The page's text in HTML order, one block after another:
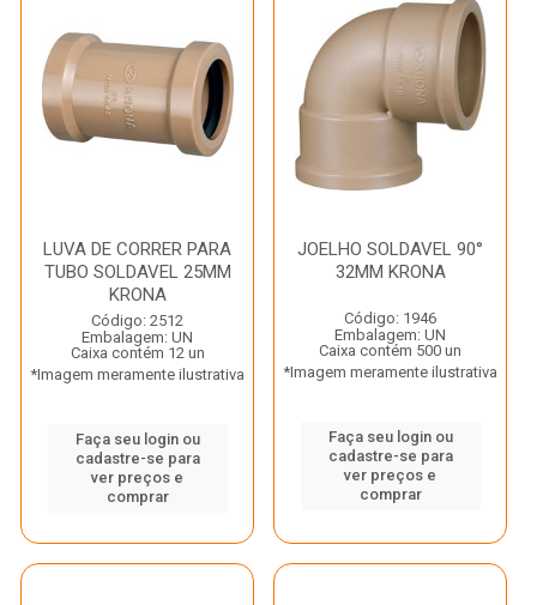
LUVA DE CORRER PARA
TUBO SOLDAVEL 25MM
KRONA
Código: 2512
Embalagem: UN
Caixa contém 12 un
*Imagem meramente ilustrativa
Faça seu login ou
cadastre-se para
ver preços e
comprar
JOELHO SOLDAVEL 90°
32MM KRONA
Código: 1946
Embalagem: UN
Caixa contém 500 un
*Imagem meramente ilustrativa
Faça seu login ou
cadastre-se para
ver preços e
comprar